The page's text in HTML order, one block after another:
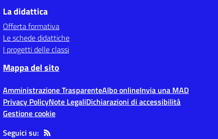
La didattica
Offerta formativa
Le schede didattiche
I progetti delle classi
Mappa del sito
Amministrazione TrasparenteAlbo onlineInvia una MAD
Privacy PolicyNote LegaliDichiarazioni di accessibilità
Gestione cookie
Seguici su: